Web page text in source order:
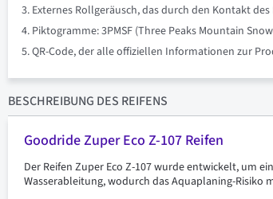
Externes Rollgeräusch, das durch den Kontakt
Piktogramme: 3PMSF (Three Peaks Mountain
QR-Code, der alle offiziellen Informationen zur
BESCHREIBUNG DES REIFENS
Goodride Zuper Eco Z-107 Reifen
Der Reifen Zuper Eco Z-107 wurde entwickelt, um
Wasserableitung, wodurch das Aquaplaning-